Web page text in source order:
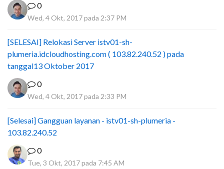
0
Wed, 4 Okt, 2017 pada 2:37 PM
[SELESAI] Relokasi Server istv01-sh-
plumeria.idcloudhosting.com ( 103.82.240.52 ) pada
tanggal13 Oktober 2017
0
Wed, 4 Okt, 2017 pada 2:33 PM
[Selesai] Gangguan layanan - istv01-sh-plumeria -
103.82.240.52
0
Tue, 3 Okt, 2017 pada 7:45 AM